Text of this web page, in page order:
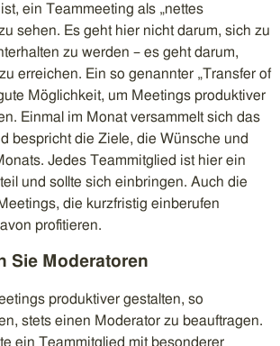
ein Teammeeting als „nettes
sehen. Es geht hier nicht darum, sich zu
zu werden – es geht darum,
erreichen. Ein so genannter „Transfer of
Möglichkeit, um Meetings produktiver
Einmal im Monat versammelt sich das
bespricht die Ziele, die Wünsche und
Jedes Teammitglied ist hier ein
und sollte sich einbringen. Auch die
die kurzfristig einberufen
profitieren.
Sie Moderatoren
produktiver gestalten, so
stets einen Moderator zu beauftragen.
ein Teammitglied mit besonderer